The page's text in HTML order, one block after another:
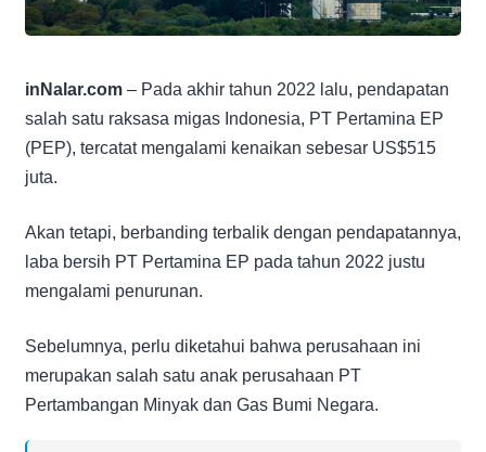
inNalar.com – Pada akhir tahun 2022 lalu, pendapatan
salah satu raksasa migas Indonesia, PT Pertamina EP
(PEP), tercatat mengalami kenaikan sebesar US$515
juta.
Akan tetapi, berbanding terbalik dengan pendapatannya,
laba bersih PT Pertamina EP pada tahun 2022 justu
mengalami penurunan.
Sebelumnya, perlu diketahui bahwa perusahaan ini
merupakan salah satu anak perusahaan PT
Pertambangan Minyak dan Gas Bumi Negara.